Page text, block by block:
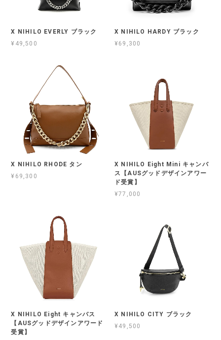
X NIHILO EVERLY ブラック
¥49,500
X NIHILO HARDY ブラック
¥69,300
X NIHILO RHODE タン
¥69,300
X NIHILO Eight Mini キャンバ
ス【AUSグッドデザインアワー
ド受賞】
¥77,000
X NIHILO Eight キャンバス
【AUSグッドデザインアワード
受賞】
X NIHILO CITY ブラック
¥49,500